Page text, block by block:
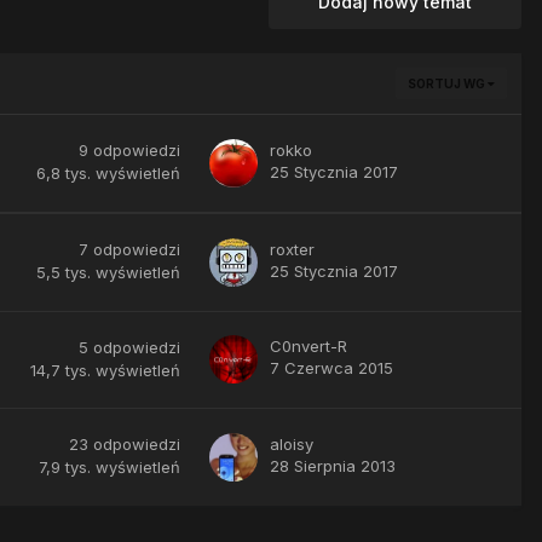
SORTUJ WG
9 odpowiedzi
6,8 tys. wyświetleń
rokko
25 Stycznia 2017
7 odpowiedzi
5,5 tys. wyświetleń
roxter
25 Stycznia 2017
5 odpowiedzi
14,7 tys. wyświetleń
C0nvert-R
7 Czerwca 2015
23 odpowiedzi
7,9 tys. wyświetleń
aloisy
28 Sierpnia 2013